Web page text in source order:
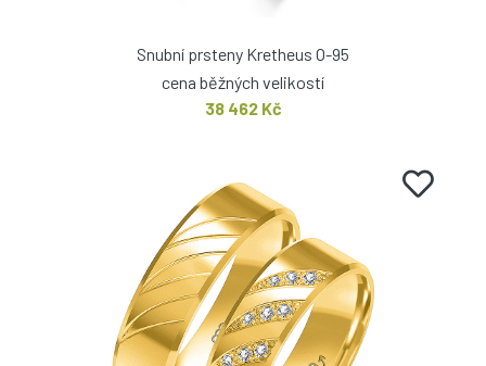
Snubní prsteny Kretheus O-95
cena běžných velikostí
38 462 Kč